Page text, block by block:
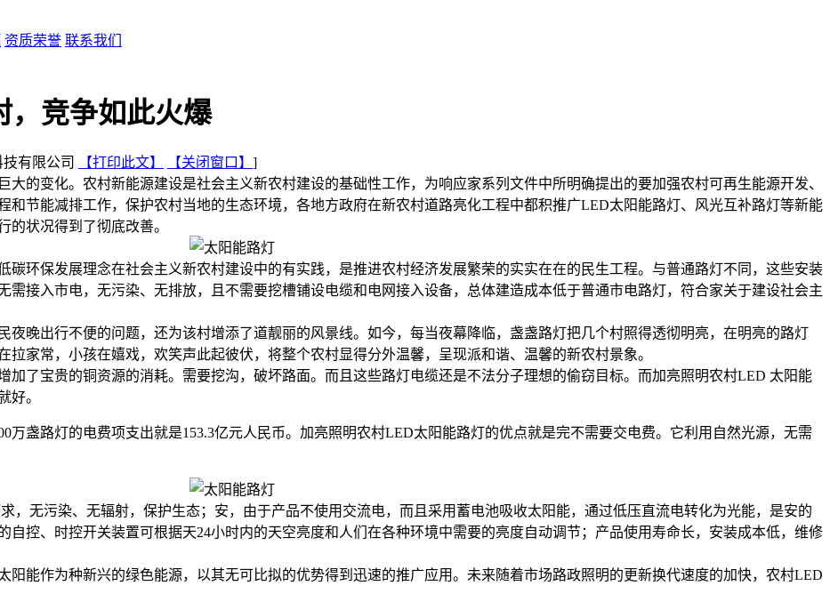
资质荣誉 联系我们
，竞争如此火爆
有限公司 【打印此文】 【关闭窗口】 ]
变化。农村新能源建设是社会主义新农村建设的基础性工作，为响应家系列文件中所明确提出的要加强农村可再生能源开发、
和节能减排工作，保护农村当地的生态环境，各地方政府在新农村道路亮化工程中都积推广LED太阳能路灯、风光互补路灯等新能
的状况得到了彻底改善。
环保发展理念在社会主义新农村建设中的有实践，是推进农村经济发展繁荣的实实在在的民生工程。与普通路灯不同，这些安装
接入市电，无污染、无排放，且不需要挖槽铺设电缆和电网接入设备，总体建造成本低于普通市电路灯，符合家关于建设社会主
出行不便的问题，还为该村增添了道靓丽的风景线。如今，每当夜幕降临，盏盏路灯把几个村照得透彻明亮，在明亮的路灯
拉家常，小孩在嬉戏，欢笑声此起彼伏，将整个农村显得分外温馨，呈现派和谐、温馨的新农村景象。
了宝贵的铜资源的消耗。需要挖沟，破坏路面。而且这些路灯电缆还是不法分子理想的偷窃目标。而加亮照明农村LED 太阳能
就好。
盏路灯的电费项支出就是153.3亿元人民币。加亮照明农村LED太阳能路灯的优点就是完不需要交电费。它利用自然光源，无需
无污染、无辐射，保护生态；安，由于产品不使用交流电，而且采用蓄电池吸收太阳能，通过低压直流电转化为光能，是安的
自控、时控开关装置可根据天24小时内的天空亮度和人们在各种环境中需要的亮度自动调节；产品使用寿命长，安装成本低，维修
阳能作为种新兴的绿色能源，以其无可比拟的优势得到迅速的推广应用。未来随着市场路政照明的更新换代速度的加快，农村LED